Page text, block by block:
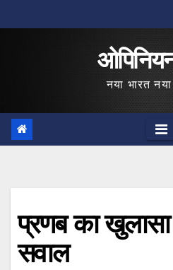
to
नया भारत
प्रणब का
सवाल